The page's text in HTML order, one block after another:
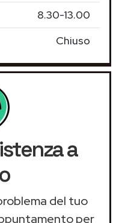
8.30-13.00
Chiuso
a
del tuo
per